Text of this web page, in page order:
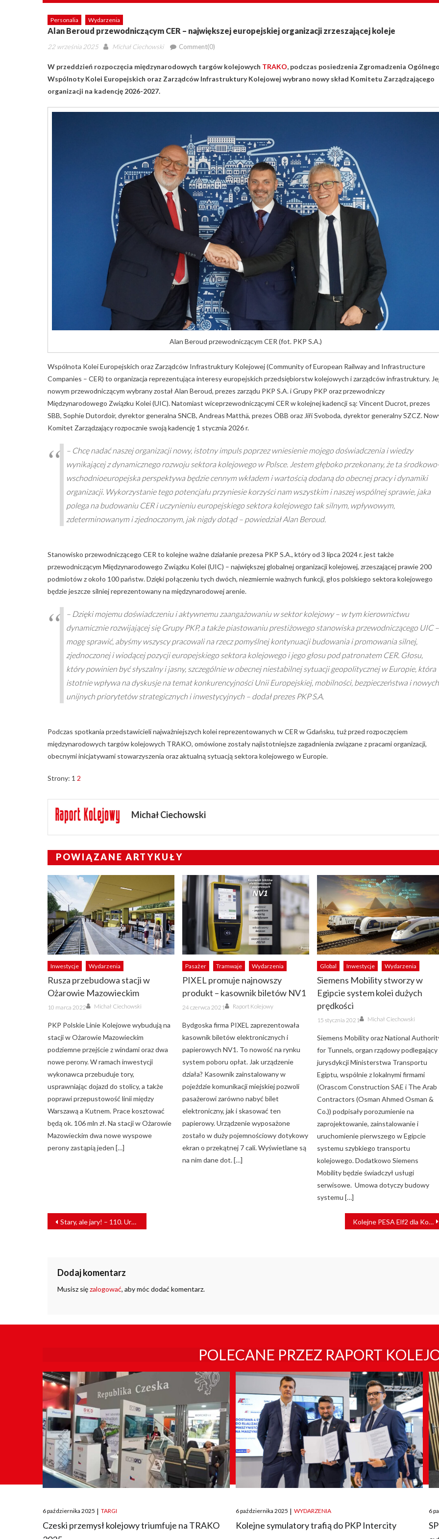
Personalia Wydarzenia
Alan Beroud przewodniczącym CER – największej europejskiej organizacji zrzeszającej koleje
Posted
22 września 2025 Author
Michał Ciechowski Comment(0)
W przeddzień rozpoczęcia międzynarodowych targów kolejowych TRAKO, podczas posiedzenia Zgromadzenia
Wspólnoty Kolei Europejskich oraz Zarządców Infrastruktury Kolejowej wybrano nowy skład Komitetu Zarządzającego
organizacji na kadencję 2026-2027.
Alan Beroud przewodniczącym CER (fot. PKP S.A.)
Wspólnota Kolei Europejskich oraz Zarządców Infrastruktury Kolejowej (Community of European Railway and Infrastructure
Companies – CER) to organizacja reprezentująca interesy europejskich przedsiębiorstw kolejowych i zarządców infrastruktury.
nowym przewodniczącym wybrany został Alan Beroud, prezes zarządu PKP S.A. i Grupy PKP oraz przewodniczy
Międzynarodowego Związku Kolei (UIC). Natomiast wiceprzewodniczącymi CER w kolejnej kadencji są: Vincent Ducrot, prezes
SBB, Sophie Dutordoir, dyrektor generalna SNCB, Andreas Matthä, prezes ÖBB oraz Jiří Svoboda, dyrektor generalny SZCZ.
Komitet Zarządzający rozpocznie swoją kadencję 1 stycznia 2026 r.
– Chcę nadać naszej organizacji nowy, istotny impuls poprzez wniesienie mojego doświadczenia i wiedzy
wynikającej z dynamicznego rozwoju sektora kolejowego w Polsce. Jestem głęboko przekonany, że ta środkowo-
wschodnioeuropejska perspektywa będzie cennym wkładem i wartością dodaną do obecnej pracy i dynamiki
organizacji. Wykorzystanie tego potencjału przyniesie korzyści nam wszystkim i naszej wspólnej sprawie, jaka
polega na budowaniu CER i uczynieniu europejskiego sektora kolejowego tak silnym, wpływowym,
zdeterminowanym i zjednoczonym, jak nigdy dotąd – powiedział Alan Beroud.
Stanowisko przewodniczącego CER to kolejne ważne działanie prezesa PKP S.A., który od 3 lipca 2024 r. jest także
przewodniczącym Międzynarodowego Związku Kolei (UIC) – największej globalnej organizacji kolejowej, zrzeszającej prawie 200
podmiotów z około 100 państw. Dzięki połączeniu tych dwóch, niezmiernie ważnych funkcji, głos polskiego sektora kolejowego
będzie jeszcze silniej reprezentowany na międzynarodowej arenie.
– Dzięki mojemu doświadczeniu i aktywnemu zaangażowaniu w sektor kolejowy – w tym kierownictwu
dynamicznie rozwijającej się Grupy PKP, a także piastowaniu prestiżowego stanowiska przewodniczącego UIC –
mogę sprawić, abyśmy wszyscy pracowali na rzecz pomyślnej kontynuacji budowania i promowania silnej,
zjednoczonej i wiodącej pozycji europejskiego sektora kolejowego i jego głosu pod patronatem CER. Głosu,
który powinien być słyszalny i jasny, szczególnie w obecnej niestabilnej sytuacji geopolitycznej w Europie, która
istotnie wpływa na dyskusje na temat konkurencyjności Unii Europejskiej, mobilności, bezpieczeństwa i nowych
unijnych priorytetów strategicznych i inwestycyjnych – dodał prezes PKP S.A.
Podczas spotkania przedstawicieli najważniejszych kolei reprezentowanych w CER w Gdańsku, tuż przed rozpoczęciem
międzynarodowych targów kolejowych TRAKO, omówione zostały najistotniejsze zagadnienia związane z pracami organizacji,
obecnymi inicjatywami stowarzyszenia oraz aktualną sytuacją sektora kolejowego w Europie.
Strony: 1 2
Michał Ciechowski
POWIĄZANE ARTYKUŁY
Inwestycje Wydarzenia
Rusza przebudowa stacji w
Ożarowie Mazowieckim
Posted
on
10 marca 2022 Author
Michał Ciechowski
PKP Polskie Linie Kolejowe wybudują na
stacji w Ożarowie Mazowieckim
podziemne przejście z windami oraz dwa
nowe perony. W ramach inwestycji
wykonawca przebuduje tory,
usprawniając dojazd do stolicy, a także
poprawi przepustowość linii między
Warszawą a Kutnem. Prace kosztować
będą ok. 106 mln zł. Na stacji w Ożarowie
Mazowieckim dwa nowe wyspowe
perony zastąpią jeden […]
Pasażer Tramwaje Wydarzenia
PIXEL promuje najnowszy
produkt – kasownik biletów NV1
Posted
on
24 czerwca 2021 Author
Raport Kolejowy
Bydgoska firma PIXEL zaprezentowała
kasownik biletów elektronicznych i
papierowych NV1. To nowość na rynku
system poboru opłat. Jak urządzenie
działa? Kasownik zainstalowany w
pojeździe komunikacji miejskiej pozwoli
pasażerowi zarówno nabyć bilet
elektroniczny, jak i skasować ten
papierowy. Urządzenie wyposażone
zostało w duży pojemnościowy dotykowy
ekran o przekątnej 7 cali. Wyświetlane są
na nim dane dot. […]
Global Inwestycje Wydarzenia
Siemens Mobility stworzy w
Egipcie system kolei dużych
prędkości
Posted
on
15 stycznia 2021 Author
Michał Ciechowski
Siemens Mobility oraz National
for Tunnels, organ rządowy podlegający
jurysdykcji Ministerstwa Transportu
Egiptu, wspólnie z lokalnymi firmami
(Orascom Construction SAE i The Arab
Contractors (Osman Ahmed Osman &
Co.)) podpisały porozumienie na
zaprojektowanie, zainstalowanie i
uruchomienie pierwszego w Egipcie
systemu szybkiego transportu
kolejowego. Dodatkowo Siemens
Mobility będzie świadczył usługi
serwisowe. Umowa dotyczy budowy
systemu […]
NAWIGACJA
WPISU
Stary, ale jary! – 110. Urodziny Parowozu TKp1-46 w Bydgoszczy Kolejne PESA Elf2 dla Kolei wielkopolskich przekazane
Dodaj komentarz
Musisz sięzalogować, aby móc dodać komentarz.
POLECANE PRZEZ RAPORT
Posted
on
6 października 2025 | TARGI
Czeski przemysł kolejowy triumfuje na TRAKO
Posted
on
6 października 2025 | WYDARZENIA
Kolejne symulatory trafią do PKP Intercity
on
6